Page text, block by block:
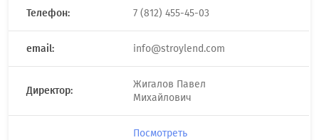
Телефон: 7 (812) 455-45-03
email: info@stroylend.com
Директор:
Жигалов Павел
Михайлович
Посмотреть